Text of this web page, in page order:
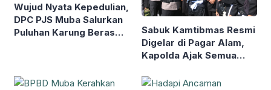
Wujud Nyata Kepedulian,
DPC PJS Muba Salurkan
Puluhan Karung Beras
Sabuk Kamtibmas Resmi
Digelar di Pagar Alam,
Kapolda Ajak Semua
Kondusivitas